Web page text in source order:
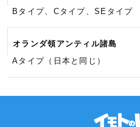
Bタイプ、Cタイプ、SEタイプ
オランダ領アンティル諸島
Aタイプ（日本と同じ）